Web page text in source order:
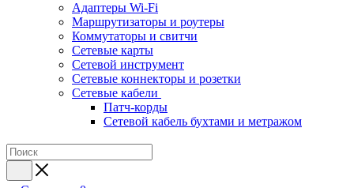
Адаптеры Wi-Fi
Маршрутизаторы и роутеры
Коммутаторы и свитчи
Сетевые карты
Сетевой инструмент
Сетевые коннекторы и розетки
Сетевые кабели
Патч-корды
Сетевой кабель бухтами и метражом